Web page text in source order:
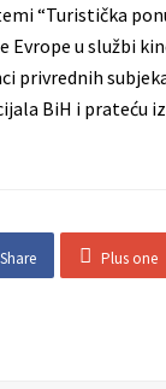
“Turistička
Evrope u službi
privrednih
BiH i prateću
Share Plus one